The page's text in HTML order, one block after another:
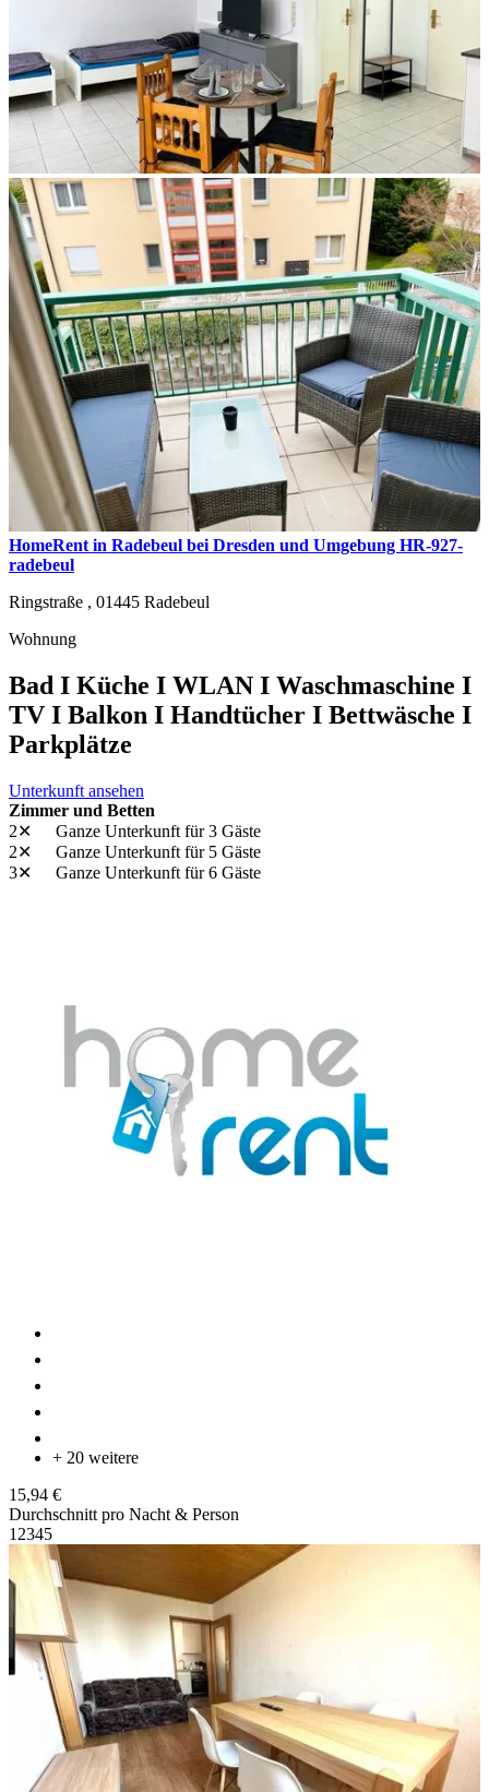
HomeRent in Radebeul bei Dresden und Umgebung HR-927-
radebeul
Ringstraße , 01445 Radebeul
Wohnung
Bad I Küche I WLAN I Waschmaschine I
TV I Balkon I Handtücher I Bettwäsche I
Parkplätze
Unterkunft ansehen
Zimmer und Betten
2✕
Ganze Unterkunft für 3 Gäste
2✕
Ganze Unterkunft für 5 Gäste
3✕
Ganze Unterkunft für 6 Gäste
+ 20 weitere
15,94 €
Durchschnitt pro Nacht & Person
1 2345